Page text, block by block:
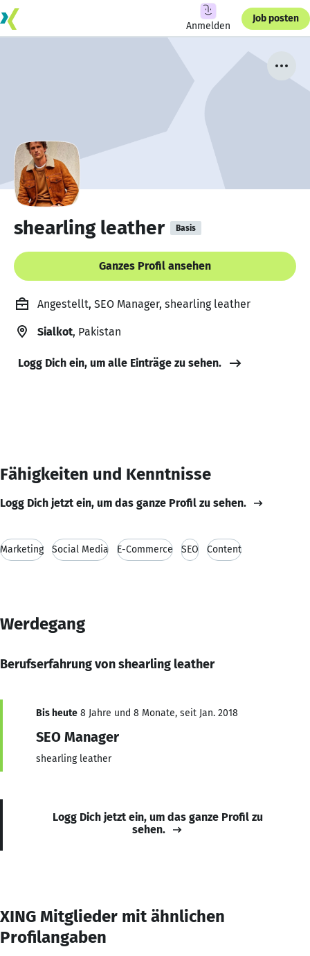
Anmelden
Job posten
shearling leather Basis
Ganzes Profil ansehen
Angestellt, SEO Manager, shearling leather
Sialkot, Pakistan
Logg Dich ein, um alle Einträge zu sehen.
Fähigkeiten und Kenntnisse
Logg Dich jetzt ein, um das ganze Profil zu sehen.
Marketing Social Media E-Commerce SEO Content
Werdegang
Berufserfahrung von shearling leather
Bis heute 8 Jahre und 8 Monate, seit Jan. 2018
SEO Manager
shearling leather
Logg Dich jetzt ein, um das ganze Profil zu
sehen.
XING Mitglieder mit ähnlichen
Profilangaben